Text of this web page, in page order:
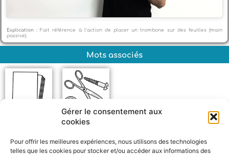
Gérer le consentement aux
cookies
Pour offrir les meilleures expériences, nous utilisons des technologies
telles que les cookies pour stocker et/ou accéder aux informations des
Explication : Fait référence à l’action de placer un trombone sur des feuilles (main
passive).
Mots associés
Métal